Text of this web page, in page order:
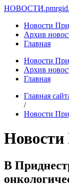
НОВОСТИ.
Новости
Архив
Главная
Новости
Архив
Главная
Главная
/
Новости
В